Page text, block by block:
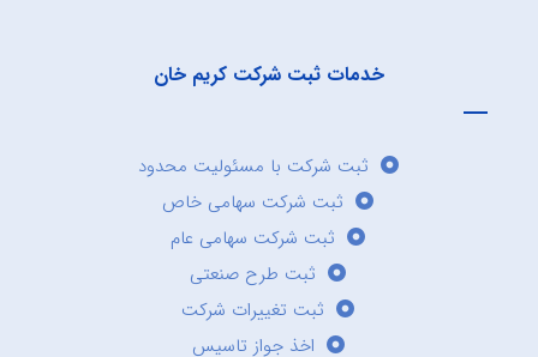
خدمات ثبت شرکت کریم خان
ثبت شرکت با مسئولیت محدود
ثبت شرکت سهامی خاص
ثبت شرکت سهامی عام
ثبت طرح صنعتی
ثبت تغییرات شرکت
اخذ جواز تاسیس